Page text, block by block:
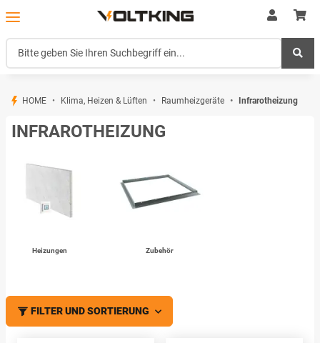
HOME Klima, Heizen & Lüften Raumheizgeräte Infrarotheizung
INFRAROTHEIZUNG
Heizungen Zubehör
FILTER UND SORTIERUNG